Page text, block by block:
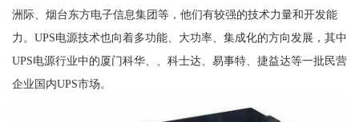
洲际、烟台东方电子信息集团等，他们有较强的技术力量和开发能
力。UPS电源技术也向着多功能、大功率、集成化的方向发展，其中
UPS电源行业中的厦门科华、、科士达、易事特、捷益达等一批民营
企业国内UPS市场。